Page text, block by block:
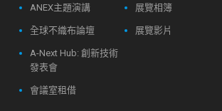
ANEX主題演講
全球不織布論壇
A-Next Hub: 創新技術
發表會
會議室租借
展覽相簿
展覽影片